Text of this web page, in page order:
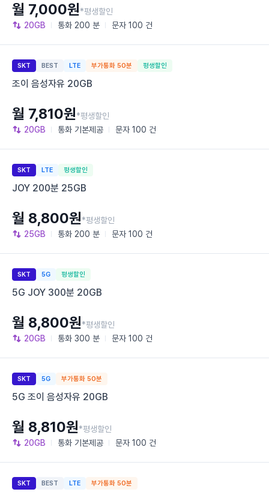
20GB 통화 200 분 문자 100 건
월 7,000원*평생할인
SKT BEST LTE 부가통화 50분 평생할인
조이 음성자유 20GB
20GB 통화 기본제공 문자 100 건
월 7,810원*평생할인
SKT LTE 평생할인
JOY 200분 25GB
25GB 통화 200 분 문자 100 건
월 8,800원*평생할인
SKT 5G 평생할인
5G JOY 300분 20GB
20GB 통화 300 분 문자 100 건
월 8,800원*평생할인
SKT 5G 부가통화 50분
5G 조이 음성자유 20GB
20GB 통화 기본제공 문자 100 건
월 8,810원*평생할인
SKT BEST LTE 부가통화 50분